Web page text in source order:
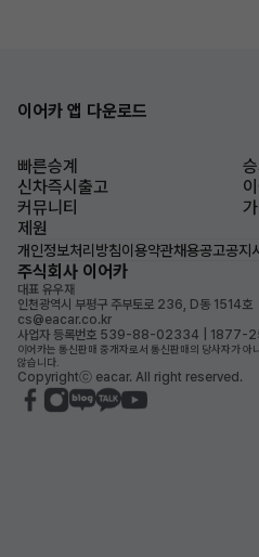
이어카 앱 다운로드
빠른승계
신차즉시출고
커뮤니티
제원
개인정보처리방침이용약관채용공고공지
주식회사 이어카
대표 유우재
인천광역시 부평구 주부토로 236, D동 1514호
cs@eacar.co.kr
사업자 등록번호 539-88-02334 | 1877-
이어카는 통신판매 중개자로서 통신판매의 당사자가
않습니다.
Copyrightⓒ eacar. All right reserved.